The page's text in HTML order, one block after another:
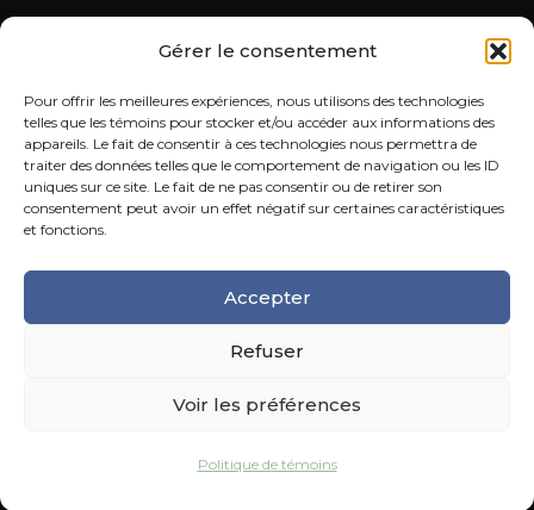
Gérer le consentement
Pour offrir les meilleures expériences, nous utilisons des technologies
telles que les témoins pour stocker et/ou accéder aux informations des
appareils. Le fait de consentir à ces technologies nous permettra de
traiter des données telles que le comportement de navigation ou les ID
uniques sur ce site. Le fait de ne pas consentir ou de retirer son
consentement peut avoir un effet négatif sur certaines caractéristiques
et fonctions.
Accepter
Refuser
Voir les préférences
Politique de témoins
© Crédit photo :Benoit Legaut
Politique de confidentialité
Politique de témoins (CA)